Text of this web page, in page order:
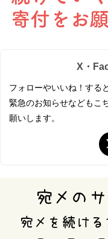
X・
フォローやいいね！する
緊急のお知らせなどもこ
願いします。